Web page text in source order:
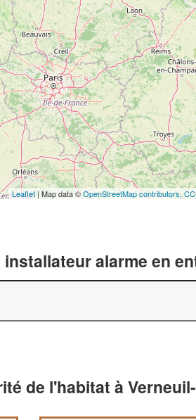
Leaflet | Map data ©OpenStreetMap contributors,
alarme en
de l'habitat à